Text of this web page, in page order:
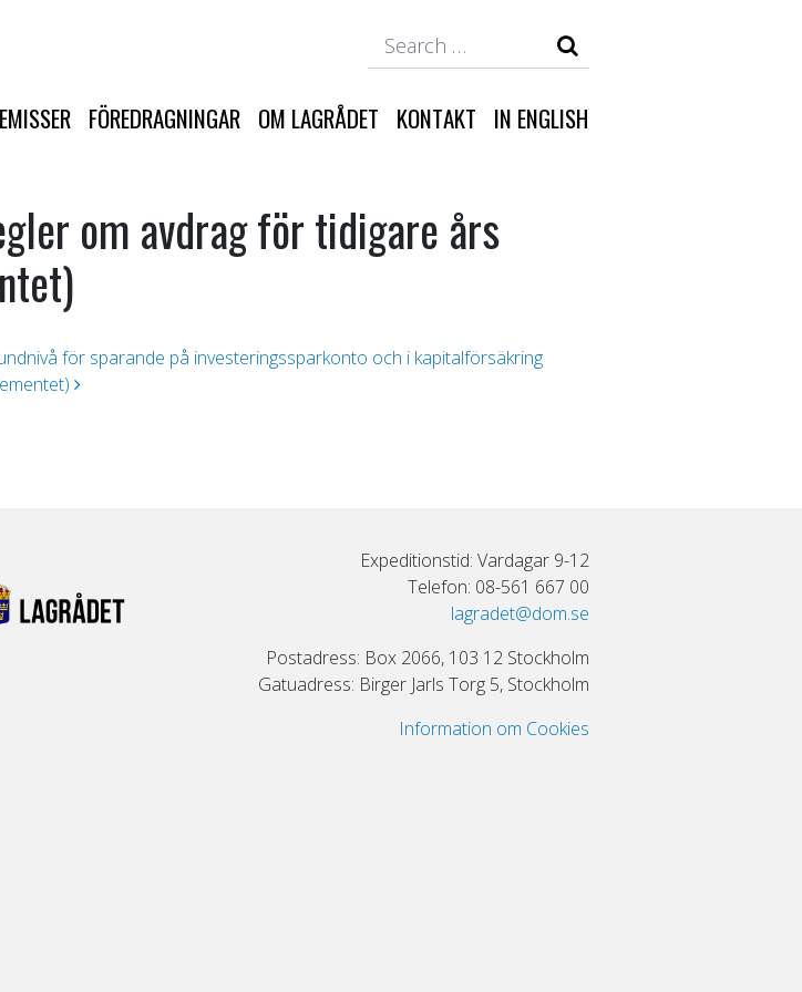
FÖREDRAGNINGAR OM LAGRÅDET KONTAKT IN ENGLISH
om avdrag för tidigare års
för sparande på investeringssparkonto och i kapitalförsäkring
Expeditionstid: Vardagar 9-12
Telefon: 08-561 667 00
lagradet@dom.se
Postadress: Box 2066, 103 12 Stockholm
Gatuadress: Birger Jarls Torg 5, Stockholm
Information om Cookies